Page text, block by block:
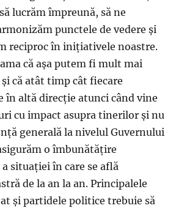
lucrăm împreună, să ne
punctele de vedere și
reciproc în inițiativele noastre.
că așa putem fi mult mai
că atât timp cât fiecare
în altă direcție atunci când vine
cu impact asupra tinerilor și nu
generală la nivelul Guvernului
o îmbunătățire
situației în care se află
de la an la an. Principalele
și partidele politice trebuie să